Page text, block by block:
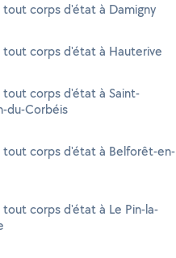
tout corps d'état à Damigny
tout corps d'état à Hauterive
tout corps d'état à Saint-
du-Corbéis
tout corps d'état à Belforêt-en-
tout corps d'état à Le Pin-la-